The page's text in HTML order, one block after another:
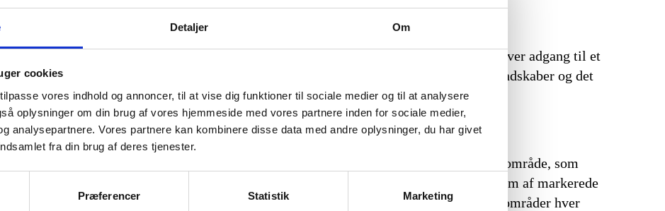
Detaljer Om
cookies
vores indhold og annoncer, til at vise dig funktioner til sociale medier og til at analysere
oplysninger om din brug af vores hjemmeside med vores partnere inden for sociale medier,
analysepartnere. Vores partnere kan kombinere disse data med andre oplysninger, du har givet
fra din brug af deres tjenester.
Præferencer Statistik Marketing
valg for dem, der ønsker at udforske de nærmere liggende områder. Dette pass giver adgang til et
gør det ideelt for familier og begyndere. Du får mulighed for at opleve de smukke landskaber og det
er kendt for.
de eventyrlystne skiløbere og snowboardere, der ønsker at udnytte hele det enorme skiområde, som
får du adgang til alle 12 skiområder på tværs af Frankrig og Schweiz, inklusive 650 km af markerede
øvede skiløbere og dem, der ønsker at tilbringe flere dage på ski og udforske nye områder hver